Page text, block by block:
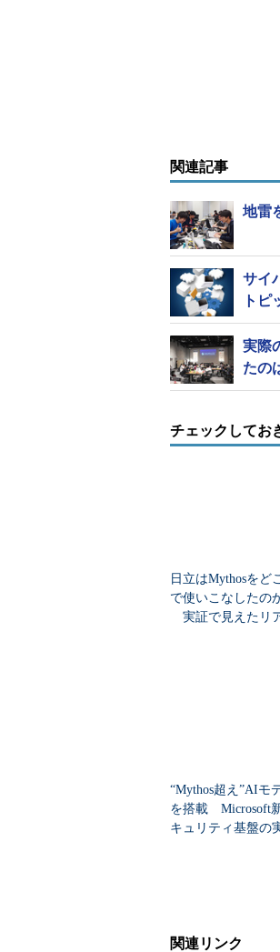
ステージ上に並ぶ
参加チームが開
うに、ソフトウ
段を用いて、一
Detection
伸びない。
関連記事
地雷
サイ
トピ
実際
たの
チェックしてお
日立はMythosをど
で使いこなしたの
実証で見えたリ
“Mythos超え”AIモ
を搭載 Microsoft
キュリティ基盤の
関連リンク